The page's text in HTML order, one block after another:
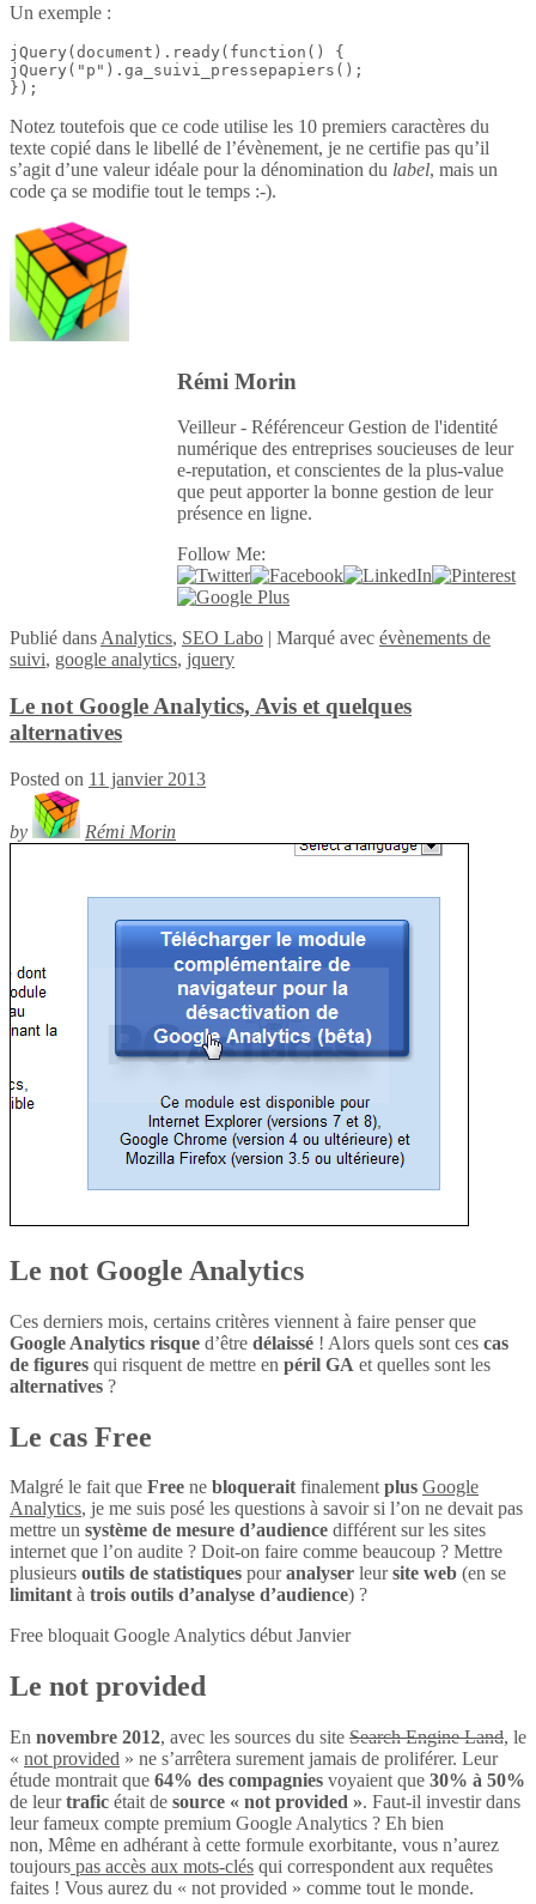
Un exemple :
jQuery(document).ready(function() {
jQuery("p").ga_suivi_pressepapiers();
});
Notez toutefois que ce code utilise les 10 premiers caractères du
texte copié dans le libellé de l’évènement, je ne certifie pas qu’il
s’agit d’une valeur idéale pour la dénomination du label, mais un
code ça se modifie tout le temps :-).
Rémi Morin
Veilleur - Référenceur Gestion de l'identité
numérique des entreprises soucieuses de leur
e-reputation, et conscientes de la plus-value
que peut apporter la bonne gestion de leur
présence en ligne.
Follow Me:
Publié dans Analytics, SEO Labo | Marqué avec évènements de
suivi, google analytics, jquery
Le not Google Analytics, Avis et quelques
alternatives
Posted on 11 janvier 2013
by Rémi Morin
Le not Google Analytics
Ces derniers mois, certains critères viennent à faire penser que
Google Analytics risque d’être délaissé ! Alors quels sont ces cas
de figures qui risquent de mettre en péril GA et quelles sont les
alternatives ?
Le cas Free
Malgré le fait que Free ne bloqueraitfinalementplus Google
Analytics, je me suis posé les questions à savoir si l’on ne devait pas
mettre un système de mesure d’audience différent sur les sites
internet que l’on audite ? Doit-on faire comme beaucoup ? Mettre
plusieurs outils de statistiques pouranalyser leursite web (en se
limitantà trois outils d’analyse d’audience) ?
Free bloquait Google Analytics début Janvier
Le not provided
En novembre 2012, avec les sources du site Search Engine Land, le
« not provided » ne s’arrêtera surement jamais de proliférer. Leur
étude montrait que 64% des compagnies voyaient que 30% à 50%
de leurtrafic était de source « not provided ». Faut-il investir dans
leur fameux compte premium Google Analytics ? Eh bien
non, Même en adhérant à cette formule exorbitante, vous n’aurez
toujours pas accès aux mots-clés qui correspondent aux requêtes
faites ! Vous aurez du « not provided » comme tout le monde.